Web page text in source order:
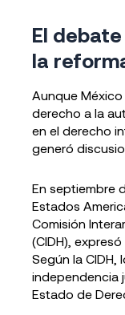
El
la
Aunque
derecho a la
en el derecho
generó
En septiembre
Estados
Comisión
(CIDH),
Según la
independencia
Estado de